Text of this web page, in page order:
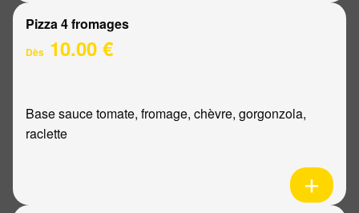
Pizza 4 fromages
Dès 10.00 €
Base sauce tomate, fromage, chèvre, gorgonzola,
raclette